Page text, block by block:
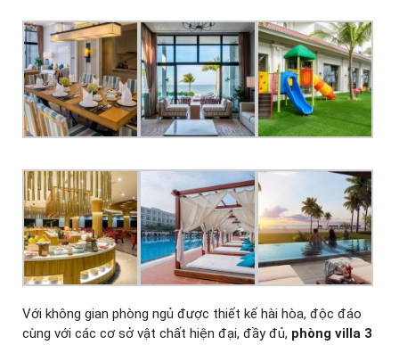
Với không gian phòng ngủ được thiết kế hài hòa, độc đáo
cùng với các cơ sở vật chất hiện đại, đầy đủ, phòng villa 3